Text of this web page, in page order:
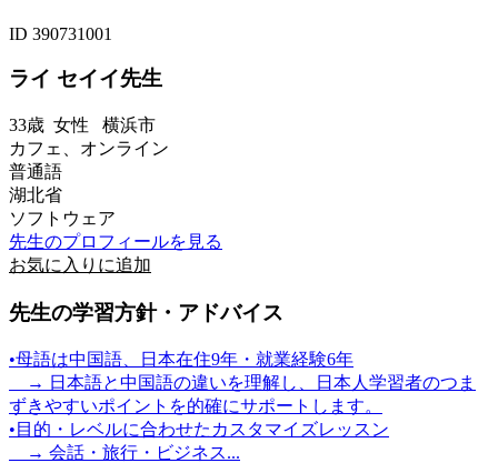
ID 390731001
ライ セイイ先生
33歳 女性 横浜市
カフェ、オンライン
普通語
湖北省
ソフトウェア
先生のプロフィールを見る
お気に入りに追加
先生の学習方針・アドバイス
•母語は中国語、日本在住9年・就業経験6年
→ 日本語と中国語の違いを理解し、日本人学習者のつま
ずきやすいポイントを的確にサポートします。
•目的・レベルに合わせたカスタマイズレッスン
→ 会話・旅行・ビジネス...